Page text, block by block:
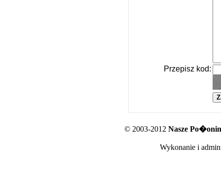
Przepisz kod:
© 2003-2012 Nasze
Wykonanie i